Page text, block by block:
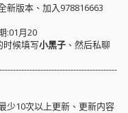
新版本、加入978816663
:01月20
时候填写小黑子 、然后私聊
少10次以上更新、更新内容